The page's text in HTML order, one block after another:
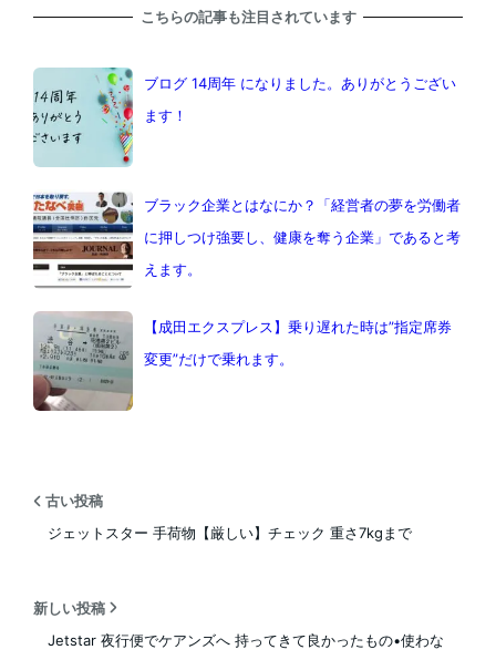
こちらの記事も注目されています
ブログ 14周年 になりました。ありがとうござい
ます！
ブラック企業とはなにか？「経営者の夢を労働者
に押しつけ強要し、健康を奪う企業」であると考
えます。
【成田エクスプレス】乗り遅れた時は”指定席券
変更”だけで乗れます。
古い投稿
ジェットスター 手荷物【厳しい】チェック 重さ7kgまで
新しい投稿
Jetstar 夜行便でケアンズへ 持ってきて良かったもの•使わな